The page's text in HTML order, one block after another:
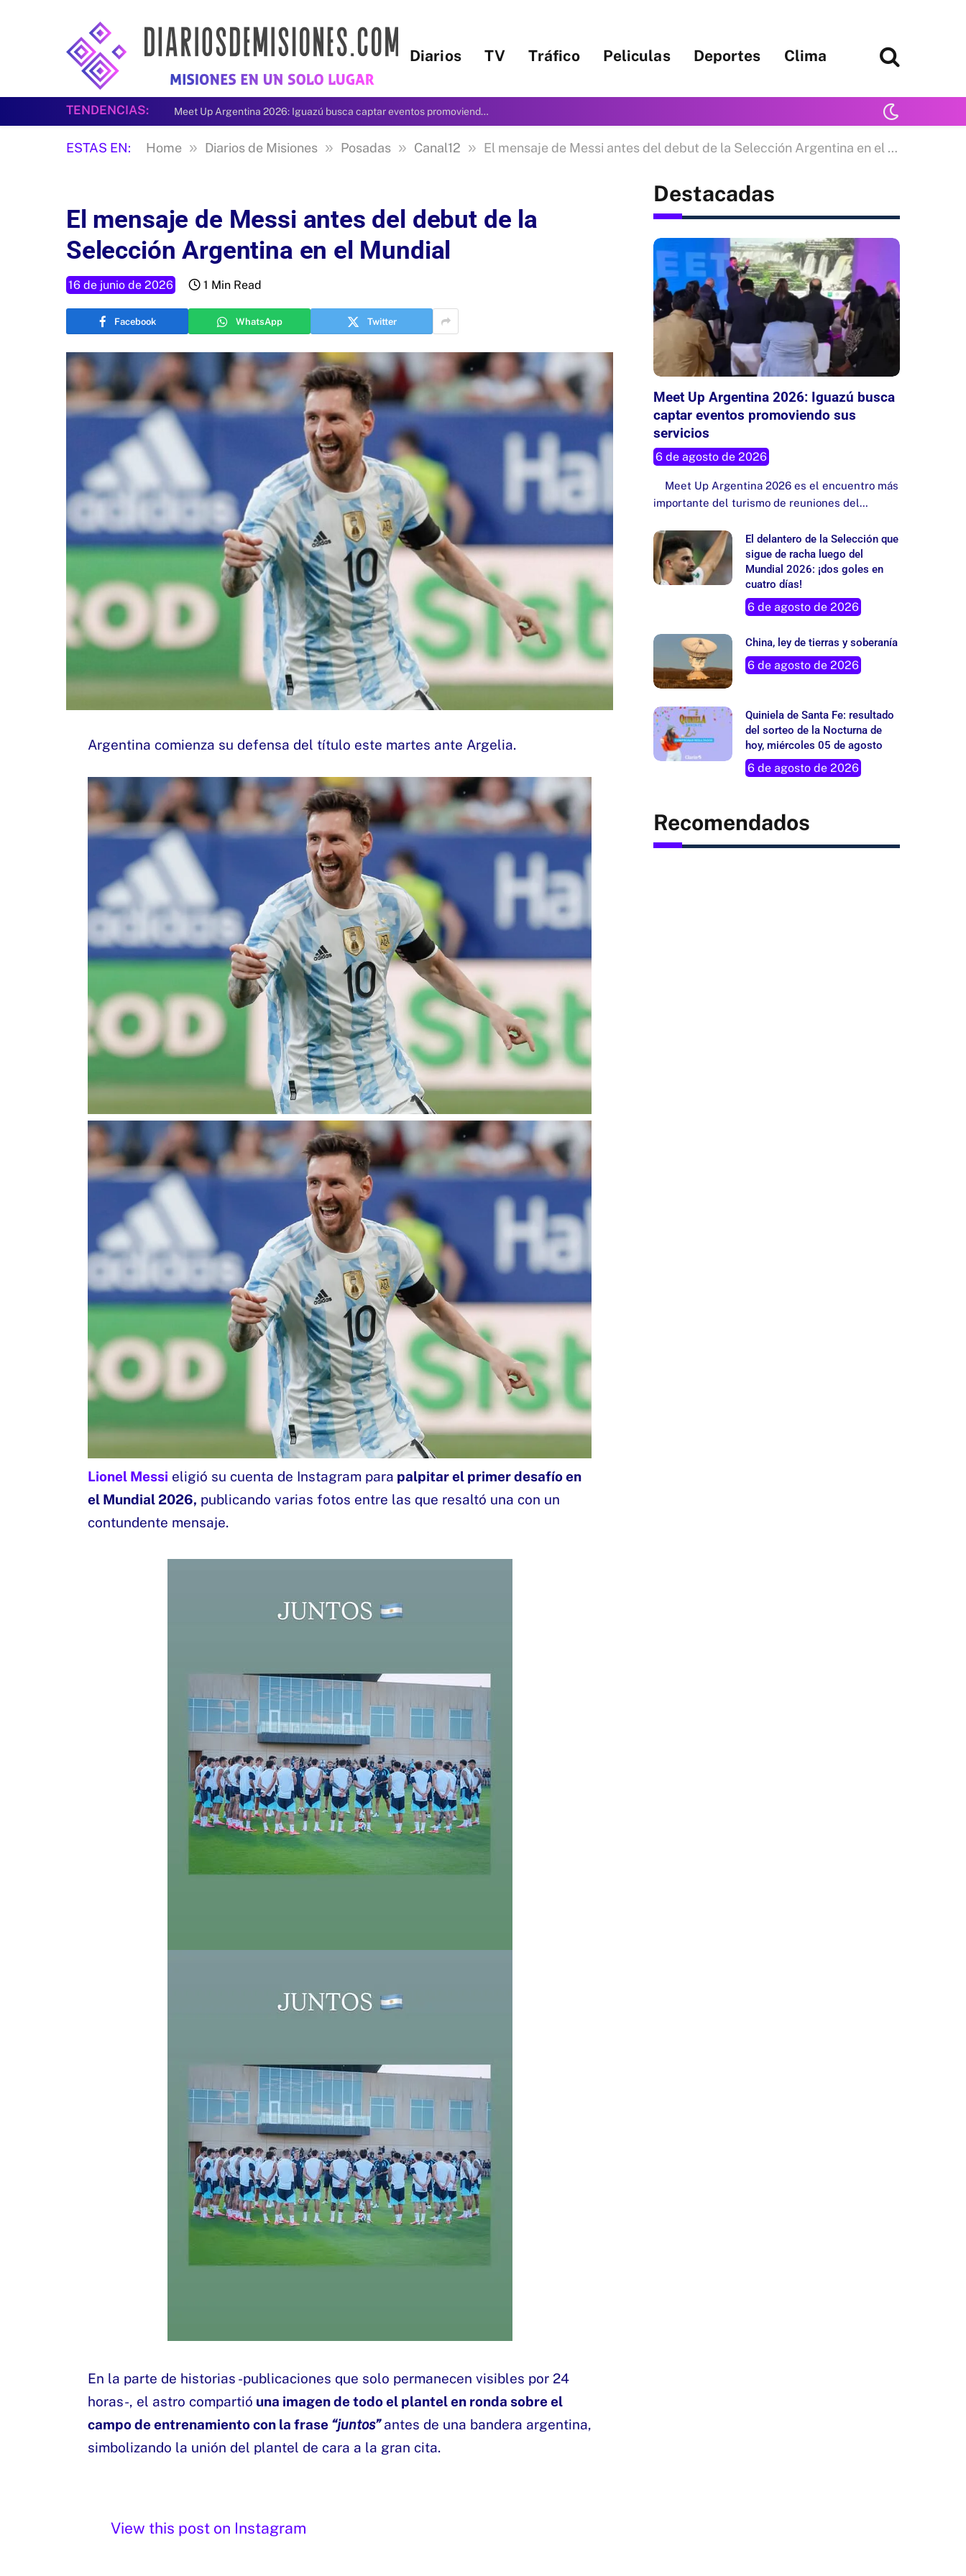
Diarios TV Tráfico Peliculas Deportes Clima
TENDENCIAS: Meet Up Argentina 2026: Iguazú busca captar eventos promoviendo sus servicios
ESTAS EN: Home » Diarios de Misiones » Posadas » Canal12 » El mensaje de Messi antes del debut de la Selección Argentina en el Mundial
El mensaje de Messi antes del debut de la
Selección Argentina en el Mundial
16 de junio de 2026 1 Min Read
Facebook WhatsApp Twitter
Argentina comienza su defensa del título este martes ante Argelia.
Lionel Messi eligió su cuenta de Instagram para palpitar el primer desafío en
el Mundial 2026, publicando varias fotos entre las que resaltó una con un
contundente mensaje.
En la parte de historias -publicaciones que solo permanecen visibles por 24
horas-, el astro compartió una imagen de todo el plantel en ronda sobre el
campo de entrenamiento con la frase “juntos” antes de una bandera argentina,
simbolizando la unión del plantel de cara a la gran cita.
View this post on Instagram
Destacadas
Meet Up Argentina 2026: Iguazú busca
captar eventos promoviendo sus
servicios
6 de agosto de 2026
Meet Up Argentina 2026 es el encuentro más
importante del turismo de reuniones del…
El delantero de la Selección que
sigue de racha luego del
Mundial 2026: ¡dos goles en
cuatro días!
6 de agosto de 2026
China, ley de tierras y soberanía
6 de agosto de 2026
Quiniela de Santa Fe: resultado
del sorteo de la Nocturna de
hoy, miércoles 05 de agosto
6 de agosto de 2026
Recomendados